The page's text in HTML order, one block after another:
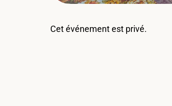
Cet événement est privé.